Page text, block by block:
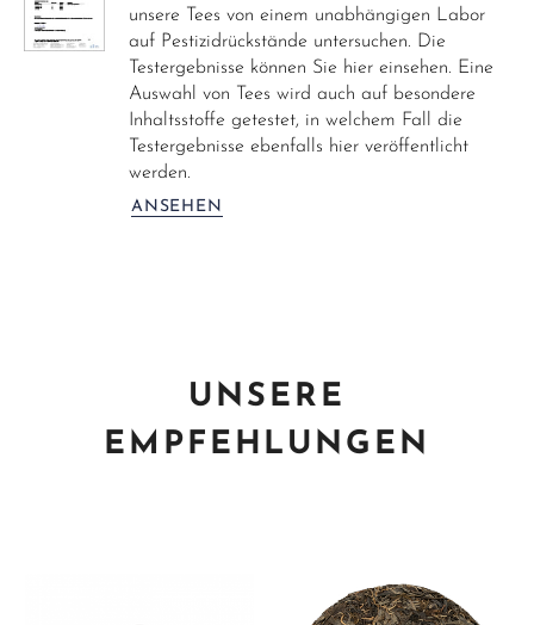
unsere Tees von einem unabhängigen Labor
auf Pestizidrückstände untersuchen. Die
Testergebnisse können Sie hier einsehen. Eine
Auswahl von Tees wird auch auf besondere
Inhaltsstoffe getestet, in welchem Fall die
Testergebnisse ebenfalls hier veröffentlicht
werden.
ANSEHEN
UNSERE
EMPFEHLUNGEN